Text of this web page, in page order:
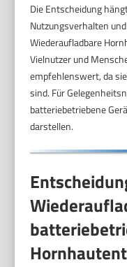
Die Entscheidung
Nutzungsverhalten
Wiederaufladbare
Vielnutzer und
empfehlenswert, da
sind. Für
batteriebetriebene
darstellen.